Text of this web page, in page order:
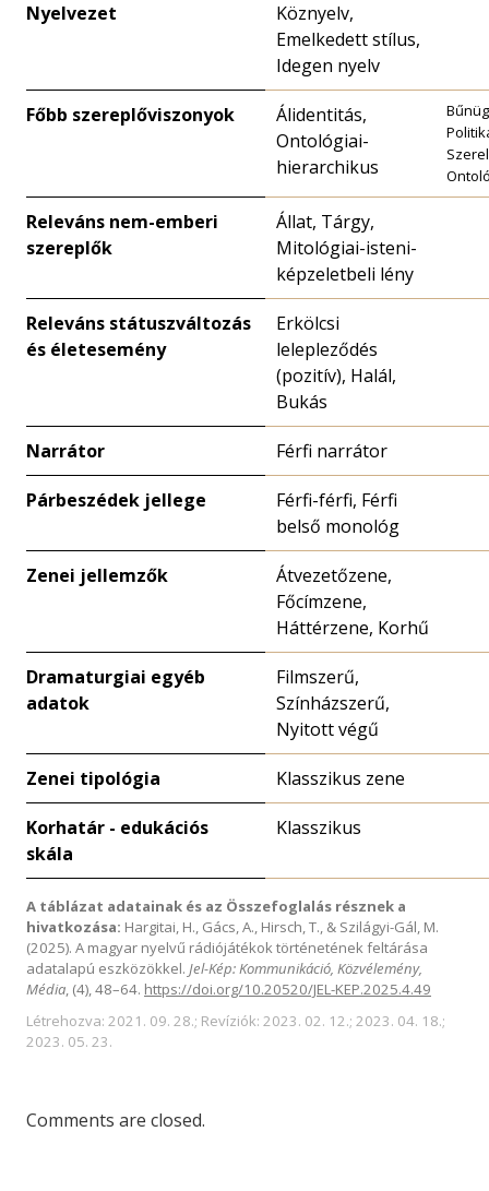
Nyelvezet
Köznyelv,
Emelkedett stílus,
Idegen nyelv
Főbb szereplőviszonyok
Álidentitás,
Ontológiai-
hierarchikus
Releváns nem-emberi
szereplők
Állat, Tárgy,
Mitológiai-isteni-
képzeletbeli lény
Releváns státuszváltozás
és életesemény
Erkölcsi
lelepleződés
(pozitív), Halál,
Bukás
Narrátor Férfi narrátor
Párbeszédek jellege
Férfi-férfi, Férfi
belső monológ
Zenei jellemzők
Átvezetőzene,
Főcímzene,
Háttérzene, Korhű
Dramaturgiai egyéb
adatok
Filmszerű,
Színházszerű,
Nyitott végű
Zenei tipológia Klasszikus zene
Korhatár - edukációs
skála
Klasszikus
A táblázat adatainak és az Összefoglalás résznek a
hivatkozása: Hargitai, H., Gács, A., Hirsch, T., & Szilágyi-Gál, M.
(2025). A magyar nyelvű rádiójátékok történetének feltárása
adatalapú eszközökkel. Jel-Kép: Kommunikáció, Közvélemény,
Média, (4), 48–64. https://doi.org/10.20520/JEL-KEP.2025.4.49
Létrehozva: 2021. 09. 28.; Revíziók: 2023. 02. 12.; 2023. 04. 18.;
2023. 05. 23.
Comments are closed.